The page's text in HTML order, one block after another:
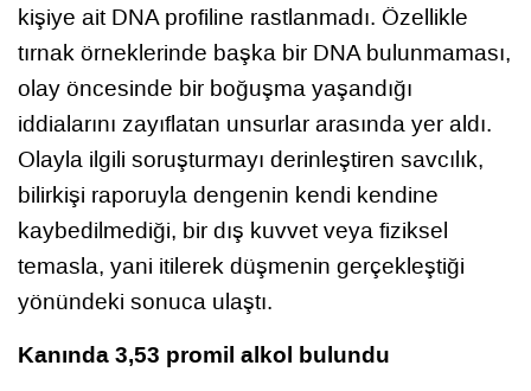
kişiye ait DNA profiline rastlanmadı. Özellikle
tırnak örneklerinde başka bir DNA bulunmaması,
olay öncesinde bir boğuşma yaşandığı
iddialarını zayıflatan unsurlar arasında yer aldı.
Olayla ilgili soruşturmayı derinleştiren savcılık,
bilirkişi raporuyla dengenin kendi kendine
kaybedilmediği, bir dış kuvvet veya fiziksel
temasla, yani itilerek düşmenin gerçekleştiği
yönündeki sonuca ulaştı.
Kanında 3,53 promil alkol bulundu